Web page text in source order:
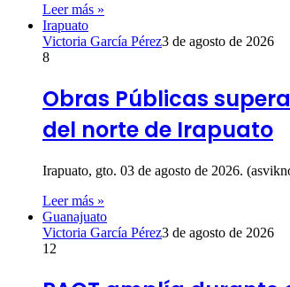
Leer más »
Irapuato
Victoria García Pérez3 de agosto de 2026
8
Obras Públicas
del norte de Irapuato
Irapuato, gto. 03 de agosto de 2026.
Leer más »
Guanajuato
Victoria García Pérez3 de agosto de 2026
12